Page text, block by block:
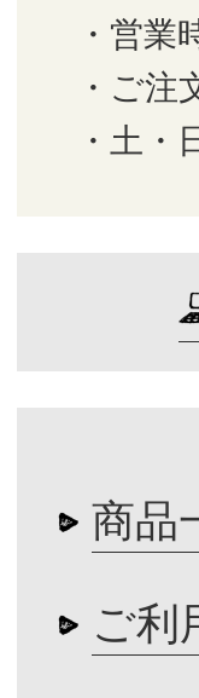
・営業
・ご
・土
商品
ご利